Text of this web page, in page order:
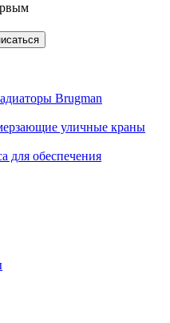
Brugman
уличные краны
для обеспечения